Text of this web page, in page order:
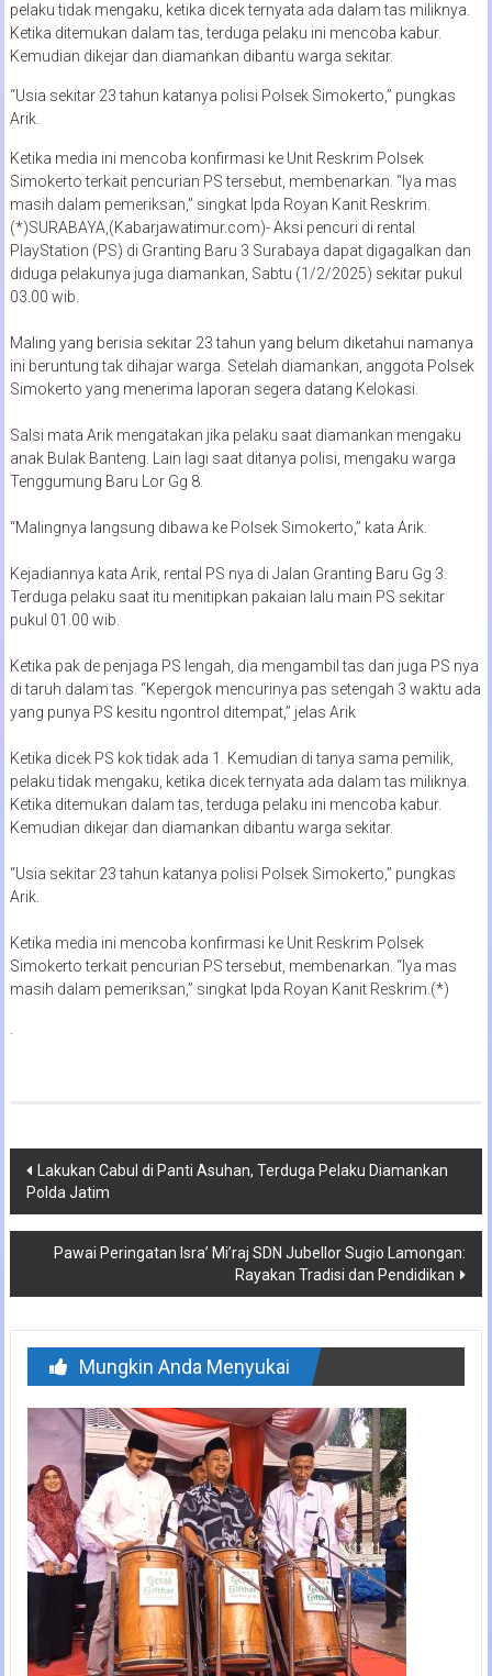
pelaku tidak mengaku, ketika dicek ternyata ada dalam tas miliknya.
Ketika ditemukan dalam tas, terduga pelaku ini mencoba kabur.
Kemudian dikejar dan diamankan dibantu warga sekitar.
“Usia sekitar 23 tahun katanya polisi Polsek Simokerto,” pungkas
Arik.
Ketika media ini mencoba konfirmasi ke Unit Reskrim Polsek
Simokerto terkait pencurian PS tersebut, membenarkan. “Iya mas
masih dalam pemeriksan,” singkat Ipda Royan Kanit Reskrim.
(*)SURABAYA,(Kabarjawatimur.com)- Aksi pencuri di rental
PlayStation (PS) di Granting Baru 3 Surabaya dapat digagalkan dan
diduga pelakunya juga diamankan, Sabtu (1/2/2025) sekitar pukul
03.00 wib.
Maling yang berisia sekitar 23 tahun yang belum diketahui namanya
ini beruntung tak dihajar warga. Setelah diamankan, anggota Polsek
Simokerto yang menerima laporan segera datang Kelokasi.
Salsi mata Arik mengatakan jika pelaku saat diamankan mengaku
anak Bulak Banteng. Lain lagi saat ditanya polisi, mengaku warga
Tenggumung Baru Lor Gg 8.
“Malingnya langsung dibawa ke Polsek Simokerto,” kata Arik.
Kejadiannya kata Arik, rental PS nya di Jalan Granting Baru Gg 3.
Terduga pelaku saat itu menitipkan pakaian lalu main PS sekitar
pukul 01.00 wib.
Ketika pak de penjaga PS lengah, dia mengambil tas dan juga PS nya
di taruh dalam tas. “Kepergok mencurinya pas setengah 3 waktu ada
yang punya PS kesitu ngontrol ditempat,” jelas Arik
Ketika dicek PS kok tidak ada 1. Kemudian di tanya sama pemilik,
pelaku tidak mengaku, ketika dicek ternyata ada dalam tas miliknya.
Ketika ditemukan dalam tas, terduga pelaku ini mencoba kabur.
Kemudian dikejar dan diamankan dibantu warga sekitar.
“Usia sekitar 23 tahun katanya polisi Polsek Simokerto,” pungkas
Arik.
Ketika media ini mencoba konfirmasi ke Unit Reskrim Polsek
Simokerto terkait pencurian PS tersebut, membenarkan. “Iya mas
masih dalam pemeriksan,” singkat Ipda Royan Kanit Reskrim.(*)
.
Navigasi
pos
Lakukan Cabul di Panti Asuhan, Terduga Pelaku Diamankan
Polda Jatim
Pawai Peringatan Isra’ Mi’raj SDN Jubellor Sugio Lamongan:
Rayakan Tradisi dan Pendidikan
Mungkin Anda Menyukai